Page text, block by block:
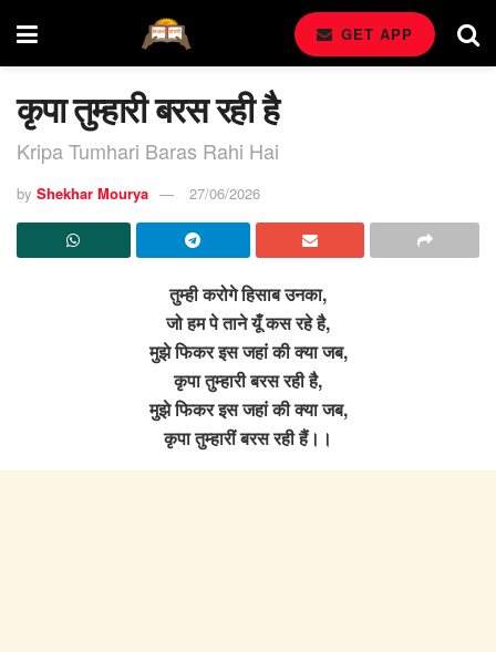
GET APP
कृपा तुम्हारी बरस रही है
Kripa Tumhari Baras Rahi Hai
by Shekhar Mourya 27/06/2026
तुम्ही करोगे हिसाब उनका,
जो हम पे ताने यूँ कस रहे है,
मुझे फिकर इस जहां की क्या जब,
कृपा तुम्हारी बरस रही है,
मुझे फिकर इस जहां की क्या जब,
कृपा तुम्हारीं बरस रही हैं।।